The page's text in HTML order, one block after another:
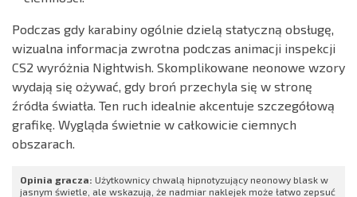
Podczas gdy karabiny ogólnie dzielą statyczną obsługę,
wizualna informacja zwrotna podczas animacji inspekcji
CS2 wyróżnia Nightwish. Skomplikowane neonowe wzory
wydają się ożywać, gdy broń przechyla się w stronę
źródła światła. Ten ruch idealnie akcentuje szczegółową
grafikę. Wygląda świetnie w całkowicie ciemnych
obszarach.
Opinia gracza: Użytkownicy chwalą hipnotyzujący neonowy blask w
jasnym świetle, ale wskazują, że nadmiar naklejek może łatwo zepsuć